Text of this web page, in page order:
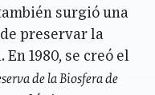
surgió una
preservar la
1980, se creó el
de la Biosfera de